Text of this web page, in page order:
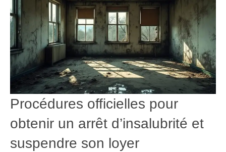
Procédures officielles pour
obtenir un arrêt d’insalubrité et
suspendre son loyer